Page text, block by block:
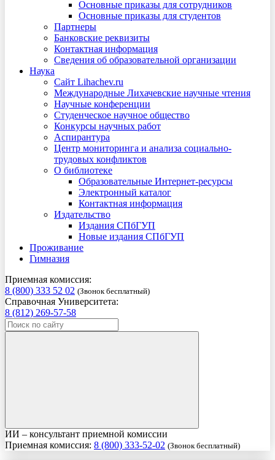
Основные приказы для сотрудников
Основные приказы для студентов
Партнеры
Банковские реквизиты
Контактная информация
Сведения об образовательной организации
Наука
Сайт Lihachev.ru
Международные Лихачевские научные чтения
Научные конференции
Студенческое научное общество
Конкурсы научных работ
Аспирантура
Центр мониторинга и анализа социально-
трудовых конфликтов
О библиотеке
Образовательные Интернет-ресурсы
Электронный каталог
Контактная информация
Издательство
Издания СПбГУП
Новые издания СПбГУП
Проживание
Гимназия
Приемная комиссия:
8 (800) 333 52 02 (Звонок бесплатный)
Справочная Университета:
8 (812) 269-57-58
ИИ – консультант приемной комиссии
Приемная комиссия: 8 (800) 333-52-02 (Звонок бесплатный)